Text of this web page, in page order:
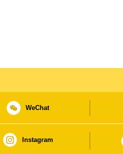
WeChat
Instagram